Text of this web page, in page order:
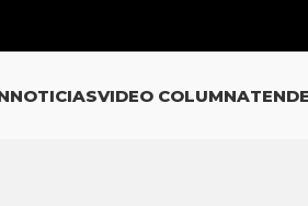
NOTICIASVIDEO COLUMNA